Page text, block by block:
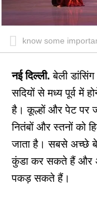
know some
नई दिल्ली. बेली
सदियों से मध्य पूर्व में
है। कूल्हों और पेट पर
नितंबों और स्तनों को
जाता है। सबसे अच्छे
कुंडा कर सकते हैं और
पकड़ सकते हैं।